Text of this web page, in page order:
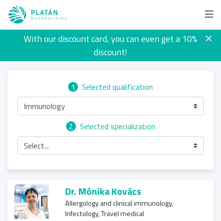
With our discount card, you can even get a 10%
discount!
1 Selected qualification
Immunology
2
Selected specialization
Select...
Dr. Mónika Kovács
Allergology and clinical immunology,
Infectology, Travel medical